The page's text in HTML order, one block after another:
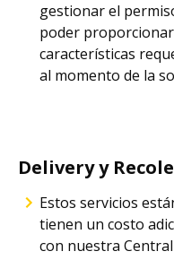
gestionar el
poder
características
al momento de la
Delivery y
Estos servicios
tienen un costo
con nuestra